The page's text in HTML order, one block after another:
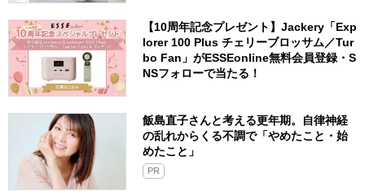
【10周年記念プレゼント】Jackery「Exp
lorer 100 Plus チェリーブロッサム／Tur
bo Fan」がESSEonline無料会員登録・S
NSフォローで当たる！
飯島直子さんと考える更年期。自律神経
の乱れからくる不調で「やめたこと・始
めたこと」
PR